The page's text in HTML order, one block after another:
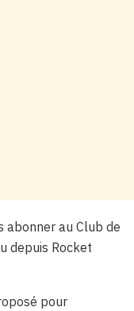
abonner au Club de
depuis Rocket
pour